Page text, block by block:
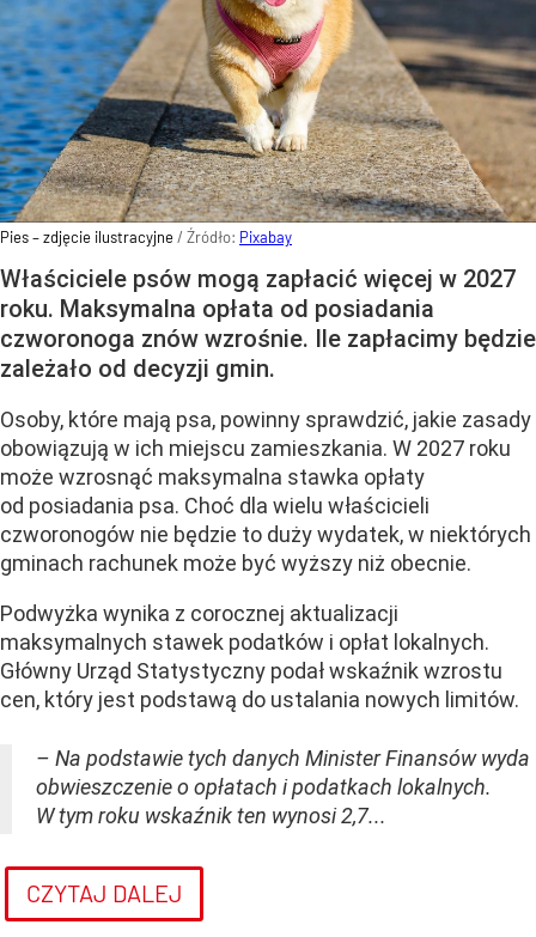
Pies – zdjęcie ilustracyjne/ Źródło: Pixabay
Właściciele psów mogą zapłacić więcej w 2027
roku. Maksymalna opłata od posiadania
czworonoga znów wzrośnie. Ile zapłacimy będzie
zależało od decyzji gmin.
Osoby, które mają psa, powinny sprawdzić, jakie zasady
obowiązują w ich miejscu zamieszkania. W 2027 roku
może wzrosnąć maksymalna stawka opłaty
od posiadania psa. Choć dla wielu właścicieli
czworonogów nie będzie to duży wydatek, w niektórych
gminach rachunek może być wyższy niż obecnie.
Podwyżka wynika z corocznej aktualizacji
maksymalnych stawek podatków i opłat lokalnych.
Główny Urząd Statystyczny podał wskaźnik wzrostu
cen, który jest podstawą do ustalania nowych limitów.
– Na podstawie tych danych Minister Finansów wyda
obwieszczenie o opłatach i podatkach lokalnych.
W tym roku wskaźnik ten wynosi 2,7...
CZYTAJ DALEJ